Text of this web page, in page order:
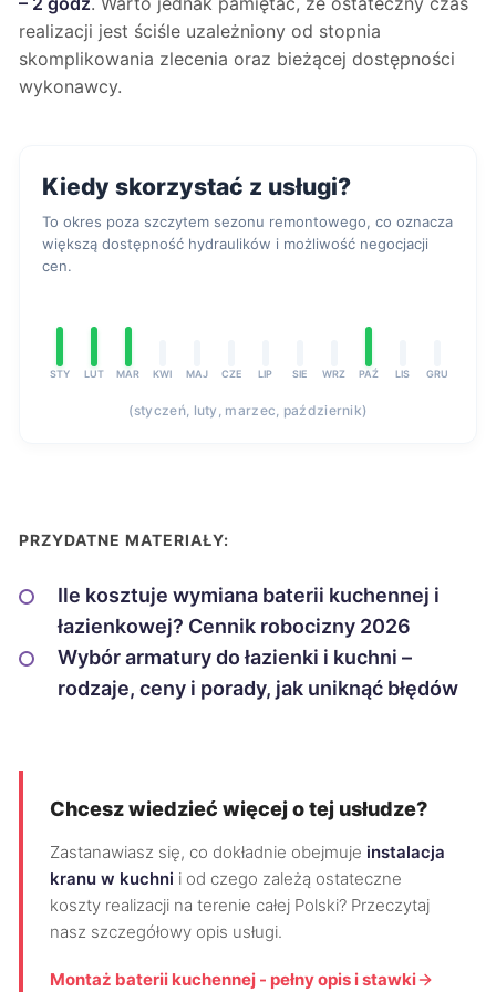
realizacji jest ściśle uzależniony od stopnia
skomplikowania zlecenia oraz bieżącej dostępności
wykonawcy.
Kiedy skorzystać z usługi?
To okres poza szczytem sezonu remontowego, co oznacza
większą dostępność hydraulików i możliwość negocjacji
cen.
STY LUT MAR KWI MAJ CZE LIP SIE WRZ PAŹ LIS GRU
(styczeń, luty, marzec, październik)
PRZYDATNE MATERIAŁY:
Ile kosztuje wymiana baterii kuchennej i
łazienkowej? Cennik robocizny 2026
Wybór armatury do łazienki i kuchni –
rodzaje, ceny i porady, jak uniknąć błędów
Chcesz wiedzieć więcej o tej usłudze?
Zastanawiasz się, co dokładnie obejmuje instalacja
kranu w kuchni i od czego zależą ostateczne
koszty realizacji na terenie całej Polski? Przeczytaj
nasz szczegółowy opis usługi.
Montaż baterii kuchennej - pełny opis i stawki